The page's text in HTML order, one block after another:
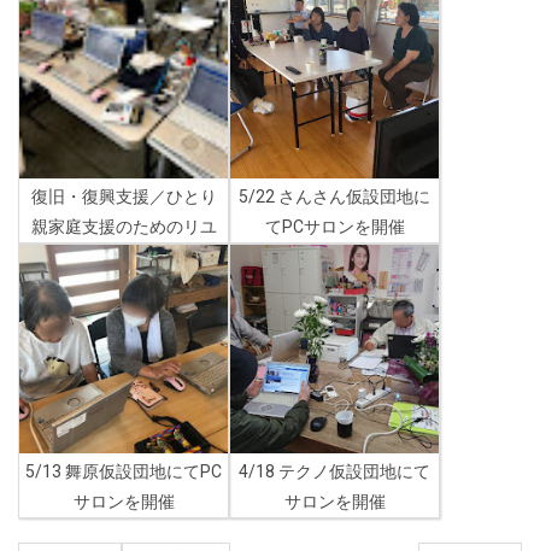
復旧・復興支援／ひとり
親家庭支援のためのリユ
ースPC提供プログラム
実...
5/22 さんさん仮設団地に
てPCサロンを開催
5/13 舞原仮設団地にてPC
サロンを開催
4/18 テクノ仮設団地にて
サロンを開催